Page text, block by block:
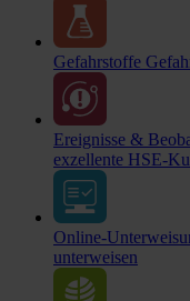
Gefahrstoffe
Ereignisse &
exzellente HSE-
Online-
unterweisen